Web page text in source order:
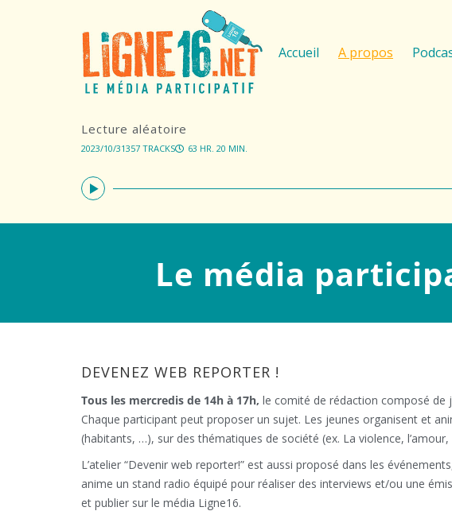
Accueil A propos
Lecture aléatoire
2023/10/31357 TRACKS 63 HR. 20 MIN.
Le média
DEVENEZ WEB REPORTER !
Tous les mercredis de 14h à 17h, le comité de rédaction composé de
Chaque participant peut proposer un sujet. Les jeunes organisent et
(habitants, …), sur des thématiques de société (ex. La violence,
L’atelier “Devenir web reporter!” est aussi proposé dans les
anime un stand radio équipé pour réaliser des interviews et/ou une
et publier sur le média Ligne16.